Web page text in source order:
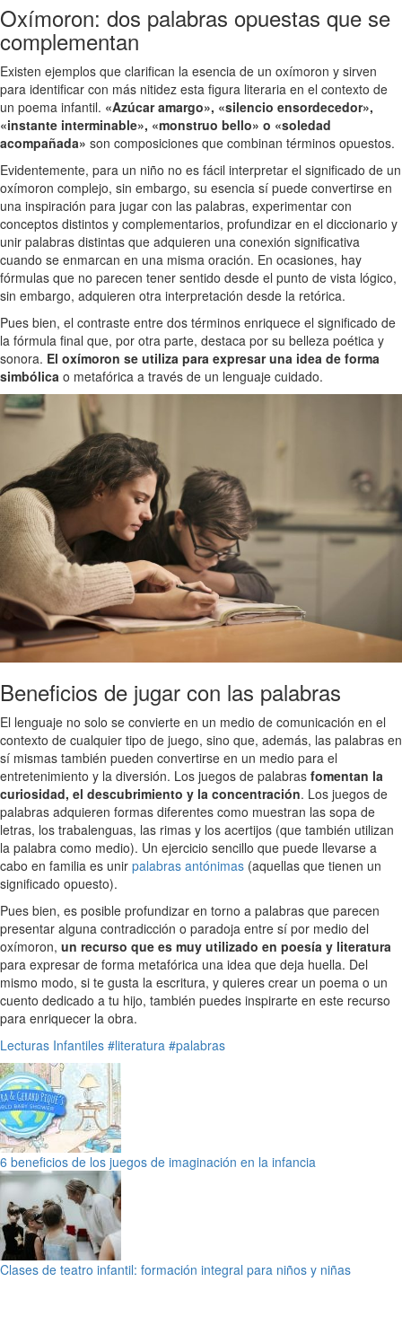
Oxímoron: dos palabras opuestas que se
complementan
Existen ejemplos que clarifican la esencia de un oxímoron y sirven
para identificar con más nitidez esta figura literaria en el contexto de
un poema infantil. «Azúcar amargo», «silencio ensordecedor»,
«instante interminable», «monstruo bello» o «soledad
acompañada» son composiciones que combinan términos opuestos.
Evidentemente, para un niño no es fácil interpretar el significado de un
oxímoron complejo, sin embargo, su esencia sí puede convertirse en
una inspiración para jugar con las palabras, experimentar con
conceptos distintos y complementarios, profundizar en el diccionario y
unir palabras distintas que adquieren una conexión significativa
cuando se enmarcan en una misma oración. En ocasiones, hay
fórmulas que no parecen tener sentido desde el punto de vista lógico,
sin embargo, adquieren otra interpretación desde la retórica.
Pues bien, el contraste entre dos términos enriquece el significado de
la fórmula final que, por otra parte, destaca por su belleza poética y
sonora. El oxímoron se utiliza para expresar una idea de forma
simbólica o metafórica a través de un lenguaje cuidado.
Beneficios de jugar con las palabras
El lenguaje no solo se convierte en un medio de comunicación en el
contexto de cualquier tipo de juego, sino que, además, las palabras en
sí mismas también pueden convertirse en un medio para el
entretenimiento y la diversión. Los juegos de palabras fomentan la
curiosidad, el descubrimiento y la concentración. Los juegos de
palabras adquieren formas diferentes como muestran las sopa de
letras, los trabalenguas, las rimas y los acertijos (que también utilizan
la palabra como medio). Un ejercicio sencillo que puede llevarse a
cabo en familia es unir palabras antónimas (aquellas que tienen un
significado opuesto).
Pues bien, es posible profundizar en torno a palabras que parecen
presentar alguna contradicción o paradoja entre sí por medio del
oxímoron, un recurso que es muy utilizado en poesía y literatura
para expresar de forma metafórica una idea que deja huella. Del
mismo modo, si te gusta la escritura, y quieres crear un poema o un
cuento dedicado a tu hijo, también puedes inspirarte en este recurso
para enriquecer la obra.
Lecturas Infantiles #literatura #palabras
6 beneficios de los juegos de imaginación en la infancia
Clases de teatro infantil: formación integral para niños y niñas